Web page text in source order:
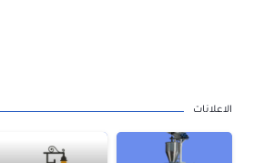
الاعلانات